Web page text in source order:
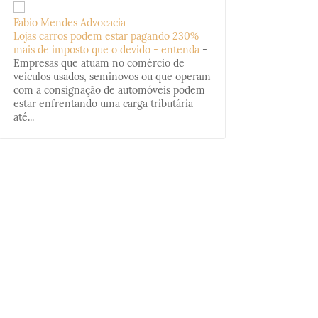
Fabio Mendes Advocacia
Lojas carros podem estar pagando 230%
mais de imposto que o devido - entenda -
Empresas que atuam no comércio de
veículos usados, seminovos ou que operam
com a consignação de automóveis podem
estar enfrentando uma carga tributária
até...